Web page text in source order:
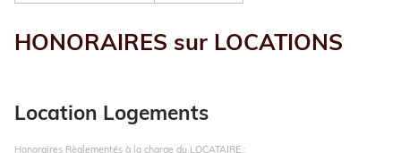
HONORAIRES sur LOCATIONS
Location Logements
Honoraires Règlementés à la charge du LOCATAIRE :